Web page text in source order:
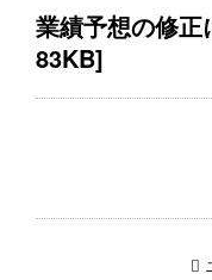
業績予想の修
83KB]